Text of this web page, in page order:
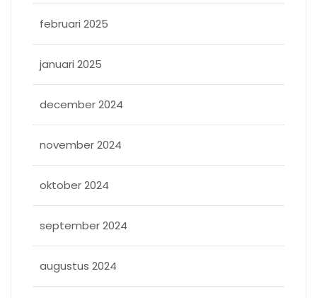
februari 2025
januari 2025
december 2024
november 2024
oktober 2024
september 2024
augustus 2024